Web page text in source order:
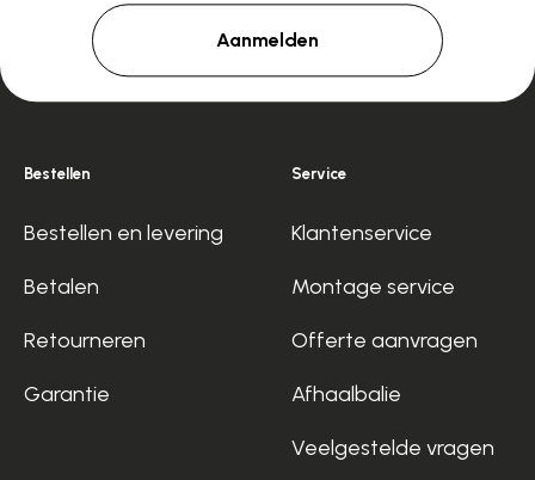
Aanmelden
Bestellen
Bestellen en levering
Betalen
Retourneren
Garantie
Service
Klantenservice
Montage service
Offerte aanvragen
Afhaalbalie
Veelgestelde vragen